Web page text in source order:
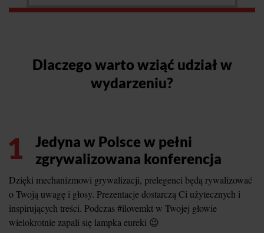
Dlaczego warto wziąć udział w
wydarzeniu?
1
Jedyna w Polsce w pełni
zgrywalizowana konferencja
Dzięki mechanizmowi grywalizacji, prelegenci będą rywalizować
o Twoją uwagę i głosy. Prezentacje dostarczą Ci użytecznych i
inspirujących treści. Podczas #ilovemkt w Twojej głowie
wielokrotnie zapali się lampka eureki 😉